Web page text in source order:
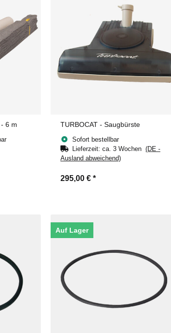
6 m TURBOCAT - Saugbürste
Sofort bestellbar
Lieferzeit:ca. 3 Wochen(DE -
Ausland abweichend)
295,00 € *
Auf Lager